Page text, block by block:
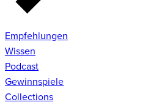
Empfehlungen
Wissen
Podcast
Gewinnspiele
Collections